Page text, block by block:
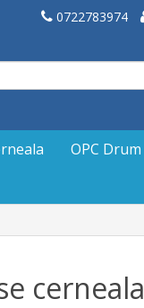
0722783974
OPC Drum
cerneala